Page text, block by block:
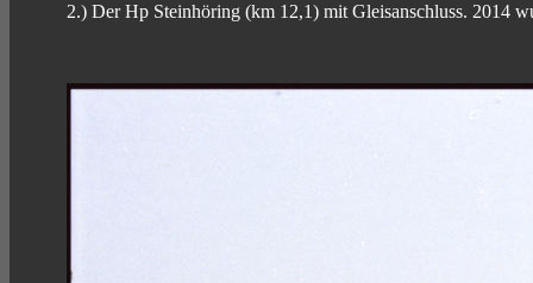
2.) Der Hp Steinhöring (km 12,1) mit Gleisanschluss. 2014